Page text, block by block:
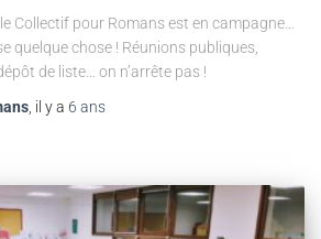
Collectif pour Romans est en campagne…
quelque chose ! Réunions publiques,
de liste… on n’arrête pas !
, il y a 6 ans